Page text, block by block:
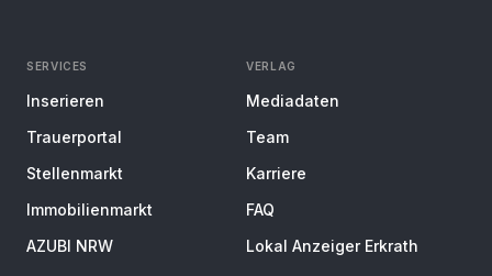
SERVICES
Inserieren
Trauerportal
Stellenmarkt
Immobilienmarkt
AZUBI NRW
VERLAG
Mediadaten
Team
Karriere
FAQ
Lokal Anzeiger Erkrath